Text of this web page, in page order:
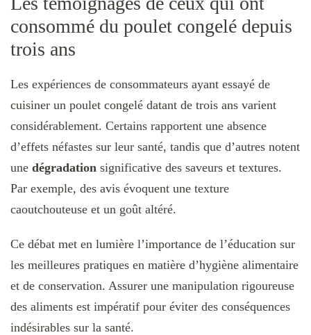
consommé du poulet congelé depuis
trois ans
Les expériences de consommateurs ayant essayé de
cuisiner un poulet congelé datant de trois ans varient
considérablement. Certains rapportent une absence
d’effets néfastes sur leur santé, tandis que d’autres notent
une dégradation significative des saveurs et textures.
Par exemple, des avis évoquent une texture
caoutchouteuse et un goût altéré.
Ce débat met en lumière l’importance de l’éducation sur
les meilleures pratiques en matière d’hygiène alimentaire
et de conservation. Assurer une manipulation rigoureuse
des aliments est impératif pour éviter des conséquences
indésirables sur la santé.